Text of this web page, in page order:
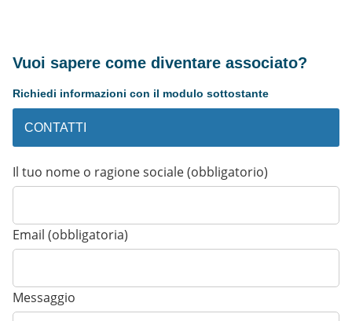
Vuoi sapere come diventare associato?
Richiedi informazioni con il modulo sottostante
CONTATTI
Il tuo nome o ragione sociale (obbligatorio)
Email (obbligatoria)
Messaggio